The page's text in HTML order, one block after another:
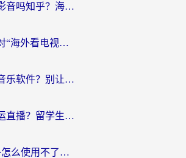
国外可以看央视影音吗知乎？海外党亲测有效的回国加速方案
海外党必看：选对“海外看电视剧软件”，再也不用愁国内剧刷不了
国外如何听国内音乐软件？别让地域限制，断了你的中文歌单
海外哪里能看奥运直播？留学生&海外华人必看的体育赛事观赛终极指南
12123交管在国外怎么使用不了？海外华人必看的无缝访问国内资源指南